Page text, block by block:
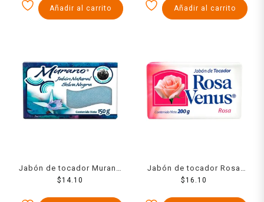
Añadir al carrito Añadir al carrito
Jabón de tocador Murano
selva negra 150 g
$14.10
Jabón de tocador Rosa
Venus rosa 200 g
$16.10